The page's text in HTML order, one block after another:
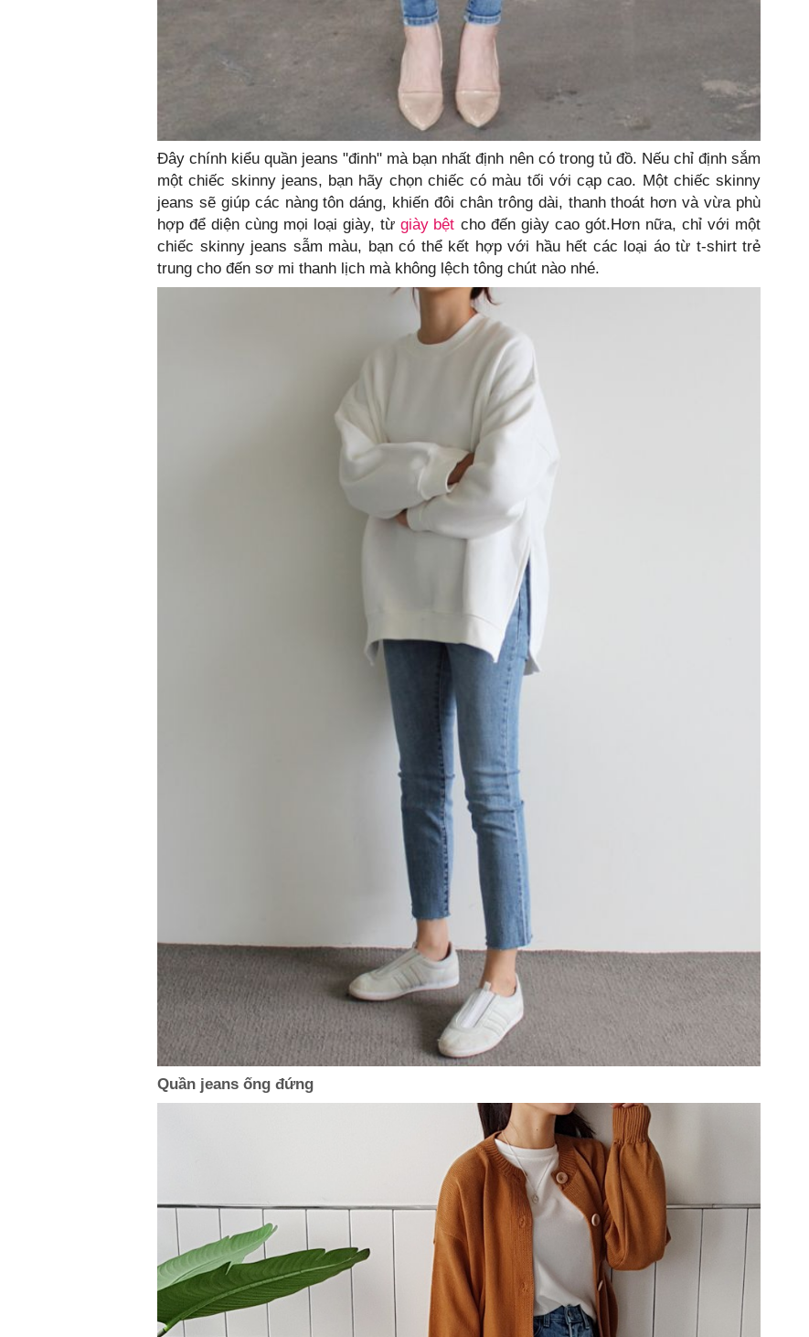
Đây chính kiểu quần jeans "đinh" mà bạn nhất định nên có trong tủ đồ. Nếu chỉ định sắm
một chiếc skinny jeans, bạn hãy chọn chiếc có màu tối với cạp cao. Một chiếc skinny
jeans sẽ giúp các nàng tôn dáng, khiến đôi chân trông dài, thanh thoát hơn và vừa phù
hợp để diện cùng mọi loại giày, từgiày bệt cho đến giày cao gót.Hơn nữa, chỉ với một
chiếc skinny jeans sẫm màu, bạn có thể kết hợp với hầu hết các loại áo từ t-shirt trẻ
trung cho đến sơ mi thanh lịch mà không lệch tông chút nào nhé.
Quần jeans ống đứng